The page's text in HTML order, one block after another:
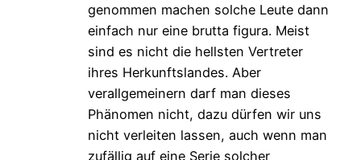
genommen machen solche Leute dann
einfach nur eine brutta figura. Meist
sind es nicht die hellsten Vertreter
ihres Herkunftslandes. Aber
verallgemeinern darf man dieses
Phänomen nicht, dazu dürfen wir uns
nicht verleiten lassen, auch wenn man
zufällig auf eine Serie solcher